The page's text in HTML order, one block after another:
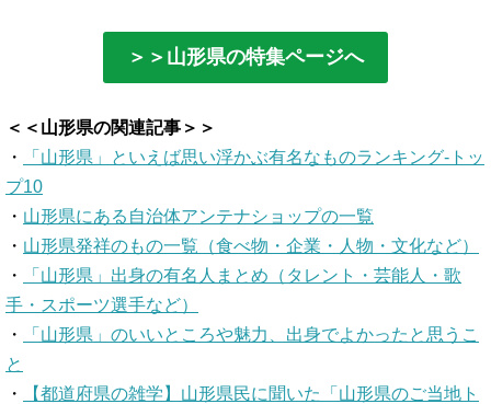
＞＞山形県の特集ページへ
＜＜山形県の関連記事＞＞
・
「山形県」といえば思い浮かぶ有名なものランキング-トッ
プ10
・ 山形県にある自治体アンテナショップの一覧
・ 山形県発祥のもの一覧（食べ物・企業・人物・文化など）
・
「山形県」出身の有名人まとめ（タレント・芸能人・歌
手・スポーツ選手など）
・
「山形県」のいいところや魅力、出身でよかったと思うこ
と
・
【都道府県の雑学】山形県民に聞いた「山形県のご当地ト